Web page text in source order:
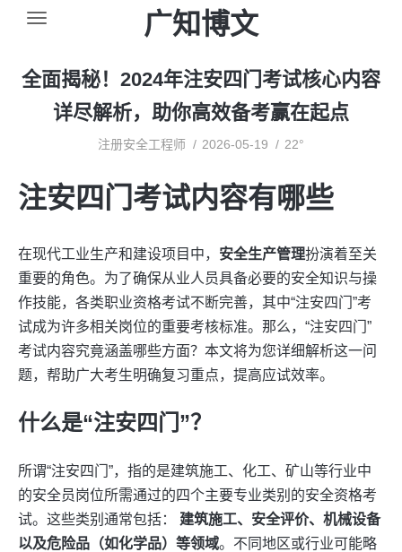
广知博文
全面揭秘！2024年注安四门考试核心内容
详尽解析，助你高效备考赢在起点
注册安全工程师 2026-05-19 22°
注安四门考试内容有哪些
在现代工业生产和建设项目中， 安全生产管理扮演着至关
重要的角色。为了确保从业人员具备必要的安全知识与操
作技能，各类职业资格考试不断完善，其中“注安四门”考
试成为许多相关岗位的重要考核标准。那么，“注安四门”
考试内容究竟涵盖哪些方面？本文将为您详细解析这一问
题，帮助广大考生明确复习重点，提高应试效率。
什么是“注安四门”？
所谓“注安四门”，指的是建筑施工、化工、矿山等行业中
的安全员岗位所需通过的四个主要专业类别的安全资格考
试。这些类别通常包括： 建筑施工、安全评价、机械设备
以及危险品（如化学品）等领域。不同地区或行业可能略